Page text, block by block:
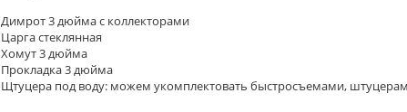
Димрот 3 дюйма с коллекторами
Царга стеклянная
Хомут 3 дюйма
Прокладка 3 дюйма
Щтуцера под воду: можем укомплектовать быстросъемами,